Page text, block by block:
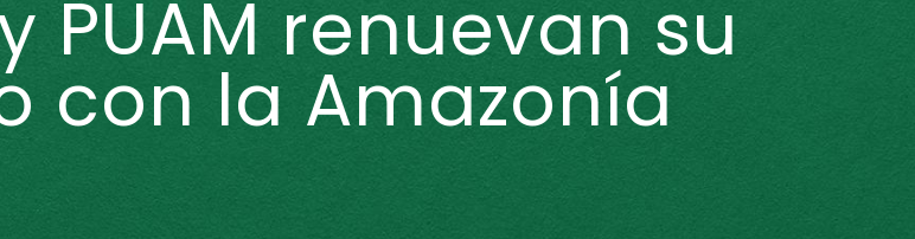
y PUAM renuevan su
con la Amazonía